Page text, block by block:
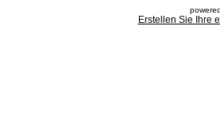
Erstellen Sie Ihre